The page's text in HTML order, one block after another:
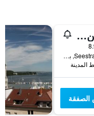
فندق بارليبين آم سي
Seestrasse 15, Konstanz, بادن - فورتمبيرغ, ألمانيا